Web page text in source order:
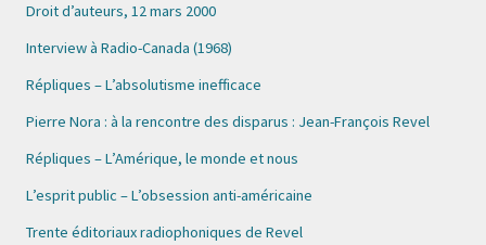
Droit d’auteurs, 12 mars 2000
Interview à Radio-Canada (1968)
Répliques – L’absolutisme inefficace
Pierre Nora : à la rencontre des disparus : Jean-François Revel
Répliques – L’Amérique, le monde et nous
L’esprit public – L’obsession anti-américaine
Trente éditoriaux radiophoniques de Revel